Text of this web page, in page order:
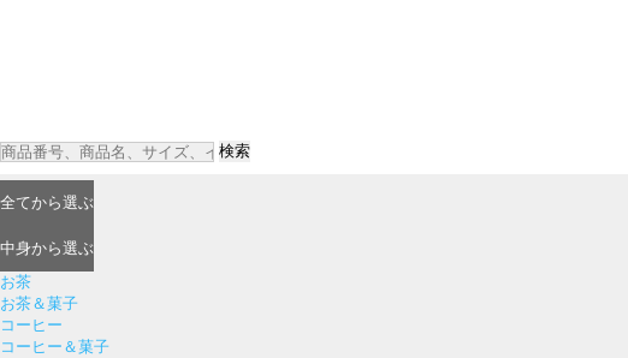
検索
全てから選ぶ
中身から選ぶ
お茶
お茶＆菓子
コーヒー
コーヒー＆菓子